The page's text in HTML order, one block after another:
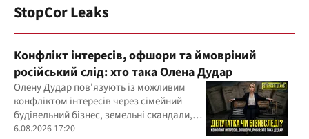
StopCor Leaks
Конфлікт інтересів, офшори та ймовріний
російський слід: хто така Олена Дудар
Олену Дудар пов'язують із можливим
конфліктом інтересів через сімейний
будівельний бізнес, земельні скандали,
судові справи
6.08.2026 17:20